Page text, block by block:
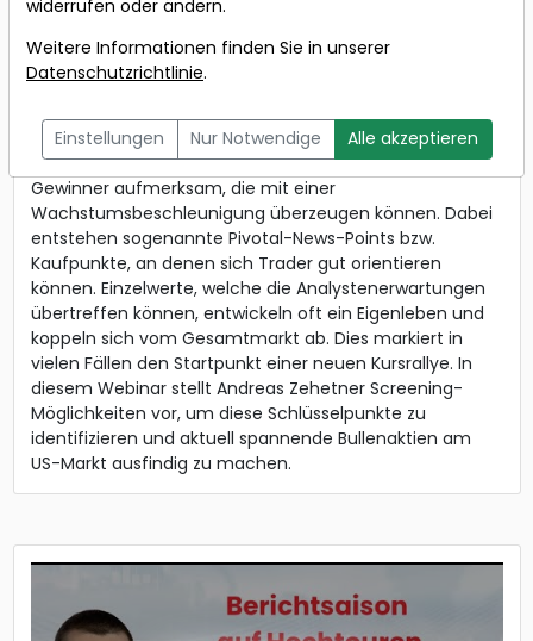
Wann: Mittwoch, 24. April
Die Berichtsaison läuft nun wieder auf Hochtouren.
Quartalsberichte machen regelmäßig auf neue
Gewinner aufmerksam, die mit einer
Wachstumsbeschleunigung überzeugen können. Dabei
entstehen sogenannte Pivotal-News-Points bzw.
Kaufpunkte, an denen sich Trader gut orientieren
können. Einzelwerte, welche die Analystenerwartungen
übertreffen können, entwickeln oft ein Eigenleben und
koppeln sich vom Gesamtmarkt ab. Dies markiert in
vielen Fällen den Startpunkt einer neuen Kursrallye. In
diesem Webinar stellt Andreas Zehetner Screening-
Möglichkeiten vor, um diese Schlüsselpunkte zu
identifizieren und aktuell spannende Bullenaktien am
US-Markt ausfindig zu machen.
widerrufen oder ändern.
Weitere Informationen finden Sie in unserer
Datenschutzrichtlinie.
Einstellungen Nur Notwendige Alle akzeptieren